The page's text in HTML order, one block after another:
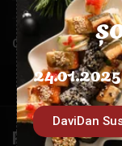
Categorie:Seturi
PRODUSE
24.01.2025
DaviDan